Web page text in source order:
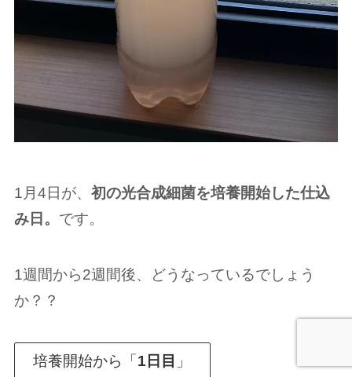
1月4日が、 初の光合成細菌を培養開始した仕込
み日。 です。
1週間から2週間後、どうなっているでしょう
か？？
培養開始から「1日目 」